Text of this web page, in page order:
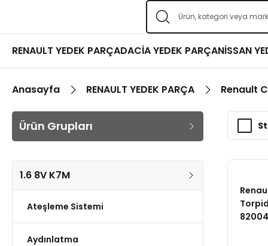
RENAULT YEDEK PARÇADACİA YEDEK PARÇANİSSAN
Anasayfa RENAULT YEDEK PARÇA Renault
Ürün Grupları
1.6 8V K7M
Ateşleme Sistemi
Aydınlatma